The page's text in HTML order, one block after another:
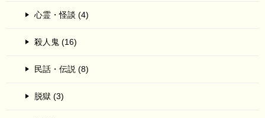
心霊・怪談 (4)
殺人鬼 (16)
民話・伝説 (8)
脱獄 (3)